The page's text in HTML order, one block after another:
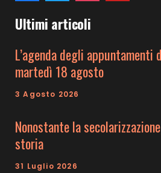
Ultimi articoli
L’agenda degli appuntamenti
martedì 18 agosto
3 Agosto 2026
Nonostante la
storia
31 Luglio 2026